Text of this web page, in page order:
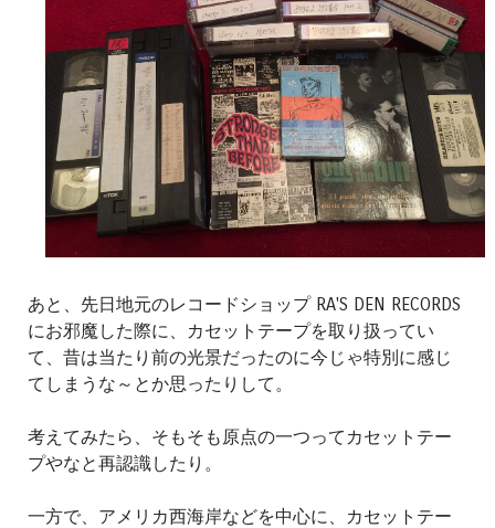
あと、先日地元のレコードショップ RA'S DEN RECORDS
にお邪魔した際に、カセットテープを取り扱ってい
て、昔は当たり前の光景だったのに今じゃ特別に感じ
てしまうな～とか思ったりして。
考えてみたら、そもそも原点の一つってカセットテー
プやなと再認識したり。
一方で、アメリカ西海岸などを中心に、カセットテー